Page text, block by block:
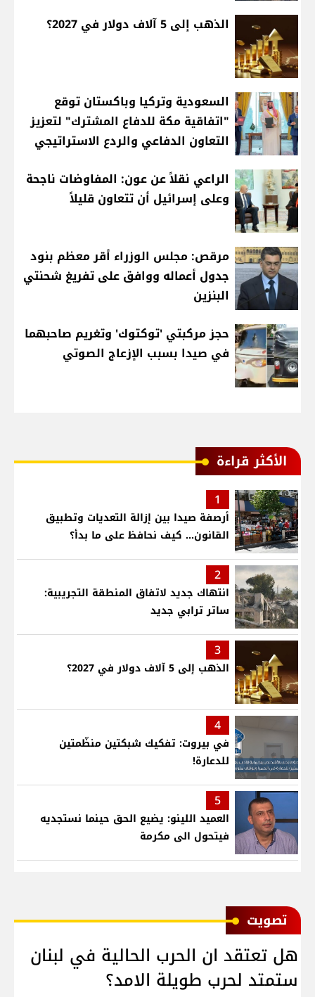
الذهب إلى 5 آلاف دولار في 2027؟
السعودية وتركيا وباكستان توقع
"اتفاقية مكة للدفاع المشترك" لتعزيز
التعاون الدفاعي والردع الاستراتيجي
الراعي نقلاً عن عون: المفاوضات ناجحة
وعلى إسرائيل أن تتعاون قليلاً
مرقص: مجلس الوزراء أقر معظم بنود
جدول أعماله ووافق على تفريغ شحنتي
البنزين
حجز مركبتي 'توكتوك' وتغريم صاحبهما
في صيدا بسبب الإزعاج الصوتي
الأكثر قراءة
1
أرصفة صيدا بين إزالة التعديات وتطبيق
القانون... كيف نحافظ على ما بدأ؟
2
انتهاك جديد لاتفاق المنطقة التجريبية:
ساتر ترابي جديد
3
الذهب إلى 5 آلاف دولار في 2027؟
4
في بيروت: تفكيك شبكتين منظّمتين
للدعارة!
5
العميد اللينو: يضيع الحق حينما نستجديه
فيتحول الى مكرمة
ﺗﺼﻮﻳﺖ
هل تعتقد ان الحرب الحالية في لبنان
ستمتد لحرب طويلة الامد؟